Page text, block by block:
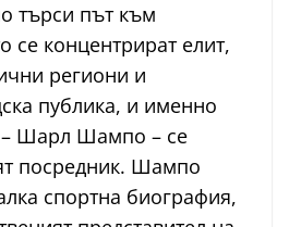
търси път към
се концентрират елит,
региони и
публика, и именно
Шарл Шампо – се
посредник. Шампо
спортна биография,